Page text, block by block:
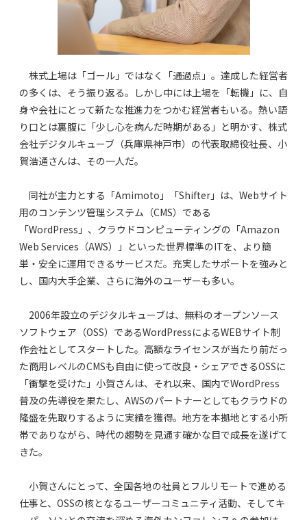
株式上場は「ゴール」ではなく「通過点」。達成した経営者
の多くは、そう振り返る。しかし中には上場を「転機」に、自
身や会社にとって新たな推進力をつかむ経営者もいる。熱い語
り口とは裏腹に「少し心を病んだ時期がある」と明かす、株式
会社デジタルキューブ（兵庫県神戸市）の代表取締役社長、小
賀浩通さんは、その一人だ。
同社が主力とする「Amimoto」「Shifter」は、Webサイト
用のコンテンツ管理システム（CMS）である
「WordPress」、クラウドコンピューティングの「Amazon
Web Services（AWS）」といった世界標準のITを、より簡
単・安全に運用できるサービスだ。充実したサポートを強みと
し、国内大手企業、さらに海外のユーザーも多い。
2006年設立のデジタルキューブは、無料のオープンソース
ソフトウェア（OSS）であるWordPressによるWEBサイト制
作会社としてスタートした。高額なライセンスが当たり前だっ
た商用レベルのCMSも自由に使って改良・シェアできるOSSに
「衝撃を受けた」小賀さんは、それ以来、国内でWordPress
普及の先導役を果たし、AWSのパートナーとしてもクラウドの
隆盛を先取りするように実績を獲得。地方を本拠地とする小所
帯でありながら、時代の趨勢を見通す確かな目で成長を遂げて
きた。
小賀さんにとって、全国各地の社員とフルリモートで進める
仕事と、OSSの核となるユーザーコミュニティ活動、そしてキ